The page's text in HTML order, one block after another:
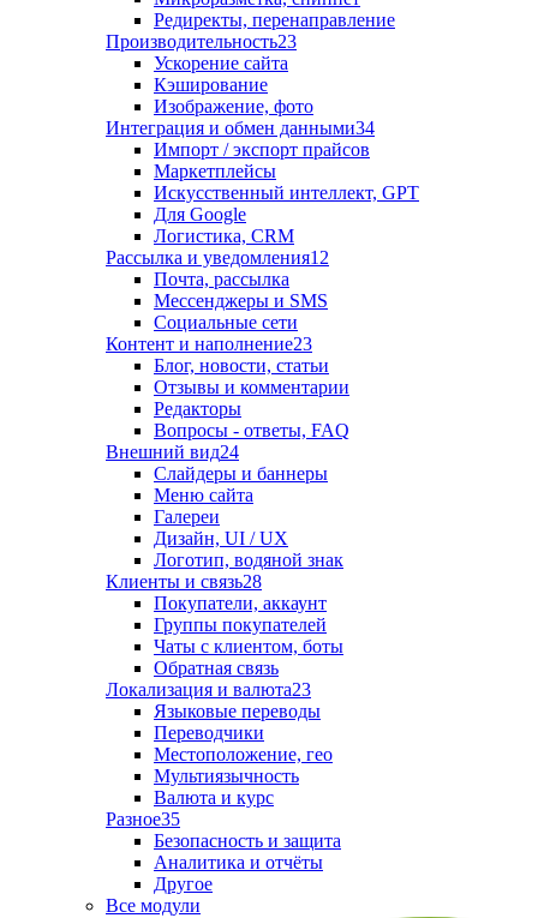
Редиректы, перенаправление
Производительность23
Ускорение сайта
Кэширование
Изображение, фото
Интеграция и обмен данными34
Импорт / экспорт прайсов
Маркетплейсы
Искусственный интеллект, GPT
Для Google
Логистика, CRM
Рассылка и уведомления12
Почта, рассылка
Мессенджеры и SMS
Социальные сети
Контент и наполнение23
Блог, новости, статьи
Отзывы и комментарии
Редакторы
Вопросы - ответы, FAQ
Внешний вид24
Слайдеры и баннеры
Меню сайта
Галереи
Дизайн, UI / UX
Логотип, водяной знак
Клиенты и связь28
Покупатели, аккаунт
Группы покупателей
Чаты с клиентом, боты
Обратная связь
Локализация и валюта23
Языковые переводы
Переводчики
Местоположение, гео
Мультиязычность
Валюта и курс
Разное35
Безопасность и защита
Аналитика и отчёты
Другое
Все модули